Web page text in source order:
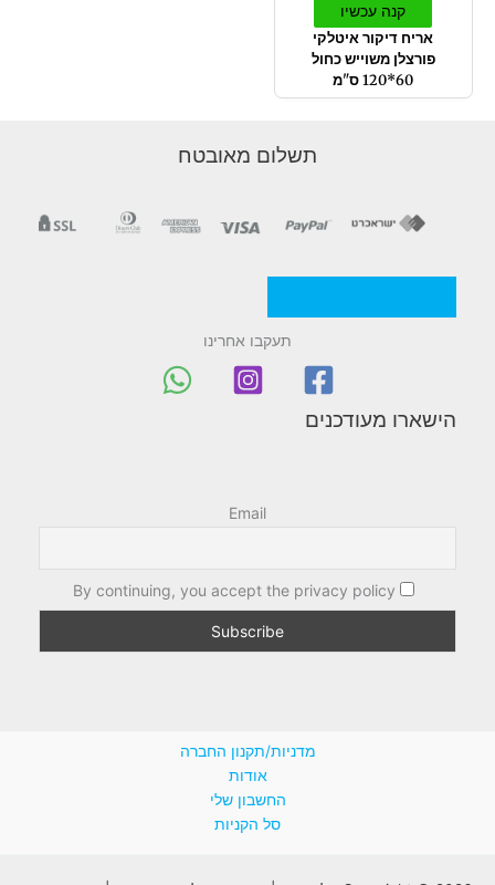
קנה עכשיו
אריח דיקור איטלקי
פורצלן משוייש כחול
60*120 ס"מ
תשלום מאובטח
תעקבו אחרינו
הישארו מעודכנים
Email
By continuing, you accept the privacy policy
מדניות/תקנון החברה
אודות
החשבון שלי
סל הקניות